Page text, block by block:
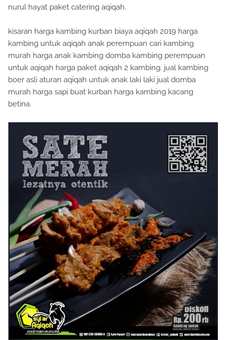
nurul hayat paket catering aqiqah.
kisaran harga kambing kurban biaya aqiqah 2019 harga
kambing untuk aqiqah anak perempuan cari kambing
murah harga anak kambing domba kambing perempuan
untuk aqiqah harga paket aqiqah 2 kambing. jual kambing
boer asli aturan aqiqah untuk anak laki laki jual domba
murah harga sapi buat kurban harga kambing kacang
betina.